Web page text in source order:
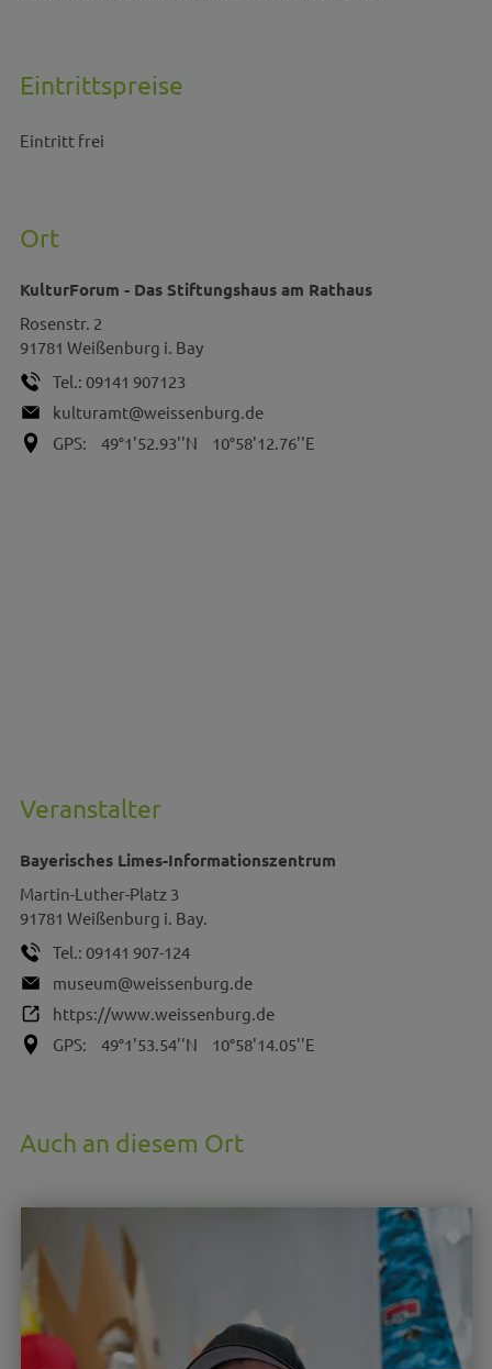
Eintrittspreise
Eintritt frei
Ort
KulturForum - Das Stiftungshaus am Rathaus
Rosenstr. 2
91781 Weißenburg i. Bay
Tel.: 09141 907123
kulturamt@weissenburg.de
GPS:
49°1'52.93''N 10°58'12.76''E
Veranstalter
Bayerisches Limes-Informationszentrum
Martin-Luther-Platz 3
91781 Weißenburg i. Bay.
Tel.: 09141 907-124
museum@weissenburg.de
https://www.weissenburg.de
GPS:
49°1'53.54''N 10°58'14.05''E
Auch an diesem Ort